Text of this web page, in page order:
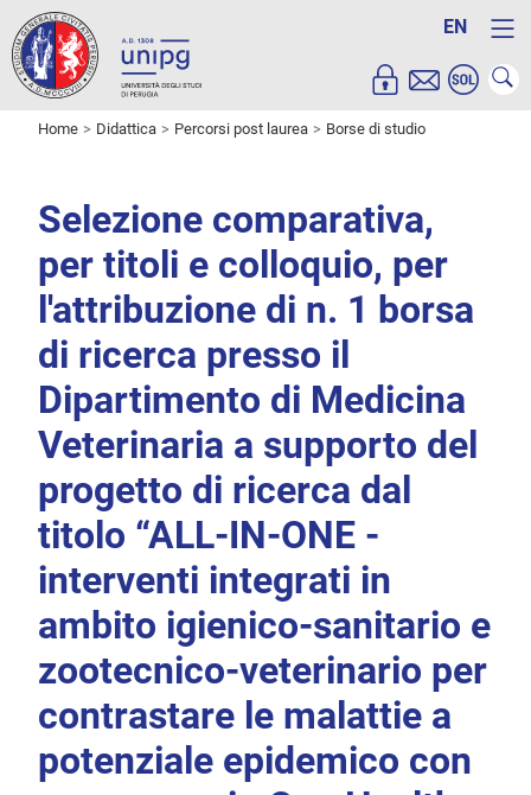
EN
Home Didattica Percorsi post laurea Borse di studio
Selezione comparativa,
per titoli e colloquio, per
l'attribuzione di n. 1 borsa
di ricerca presso il
Dipartimento di Medicina
Veterinaria a supporto del
progetto di ricerca dal
titolo “ALL-IN-ONE -
interventi integrati in
ambito igienico-sanitario e
zootecnico-veterinario per
contrastare le malattie a
potenziale epidemico con